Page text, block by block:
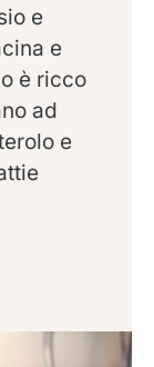
e
e
è ricco
ad
e